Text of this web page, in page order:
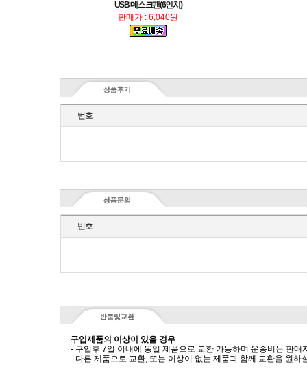
USB 데스크팬(6인치)
판매가 : 6,040원
번호
번호
구입제품의 이상이 있을 경우
- 구입후 7일 이내에 동일 제품으로 교환 가능하며 운송비는 판매
- 다른 제품으로 교환, 또는 이상이 없는 제품과 함께 교환을 원하